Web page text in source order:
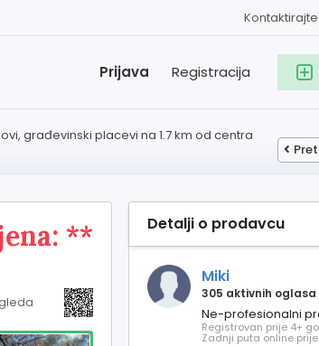
Registracija
Prijava
građevinski placevi na 1.7 km od centra
** Detalji o prodavcu
Miki
305 aktivnih oglasa
Ne-profesionalni
Registrovan prije 4+
Zadnji puta online